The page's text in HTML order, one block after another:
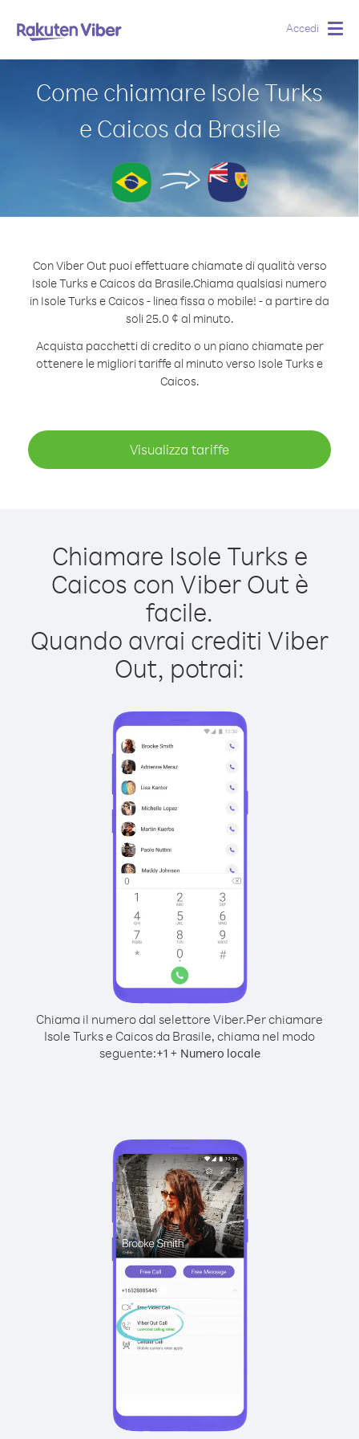
Accedi
Come chiamare Isole Turks
e Caicos da Brasile
Con Viber Out puoi effettuare chiamate di qualità verso
Isole Turks e Caicos da Brasile.Chiama qualsiasi numero
in Isole Turks e Caicos - linea fissa o mobile! - a partire da
soli 25.0 ¢ al minuto.
Acquista pacchetti di credito o un piano chiamate per
ottenere le migliori tariffe al minuto verso Isole Turks e
Caicos.
Visualizza tariffe
Chiamare Isole Turks e
Caicos con Viber Out è
facile.
Quando avrai crediti Viber
Out, potrai:
Chiama il numero dal selettore Viber.Per chiamare
Isole Turks e Caicos da Brasile, chiama nel modo
seguente:+1+ Numero locale